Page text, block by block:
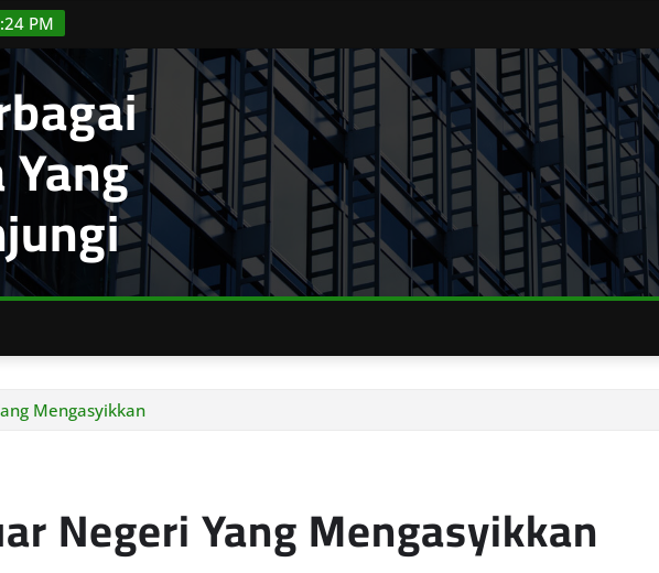
PM
Mengasyikkan
Negeri Yang Mengasyikkan